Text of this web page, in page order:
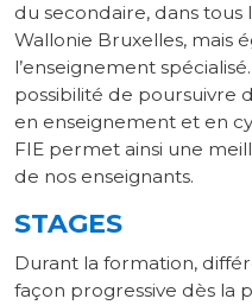
du secondaire, dans tous
Wallonie Bruxelles, mais
l’enseignement
possibilité de poursuivre
en enseignement et en
FIE permet ainsi une
de nos enseignants.
STAGES
Durant la formation,
façon progressive dès la